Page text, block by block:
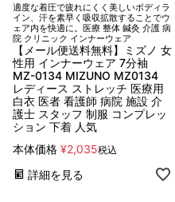
適度な着圧で疲れにくく美しいボディラ
イン、汗を素早く吸収拡散することでウ
ェア内を快適に。医療 整体 鍼灸 介護 病
院 クリニック インナーウェア
【メール便送料無料】ミズノ 女
性用 インナーウェア 7分袖
MZ-0134 MIZUNO MZ0134
レディース ストレッチ 医療用
白衣 医者 看護師 病院 施設 介
護士 スタッフ 制服 コンプレッ
ション 下着 人気
本体価格 ¥2,035税込
詳細を見る